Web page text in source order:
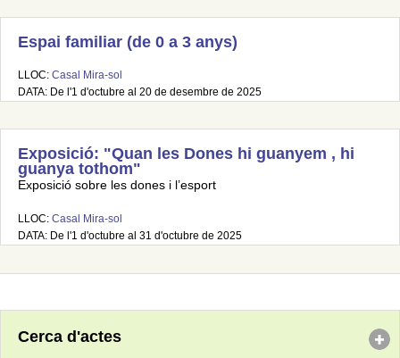
Espai familiar (de 0 a 3 anys)
LLOC: Casal Mira-sol
DATA: De l'1 d'octubre al 20 de desembre de 2025
Exposició: "Quan les Dones hi guanyem , hi
guanya tothom"
Exposició sobre les dones i l’esport
LLOC: Casal Mira-sol
DATA: De l'1 d'octubre al 31 d'octubre de 2025
Cerca d'actes